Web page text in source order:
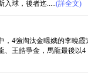
入球，後者迄.....(詳全文)
4強淘汰金暻娥的李曉
王皓爭金，馬龍最後以